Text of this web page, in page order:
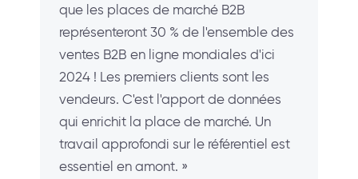
que les places de marché B2B
représenteront 30 % de l'ensemble des
ventes B2B en ligne mondiales d'ici
2024 ! Les premiers clients sont les
vendeurs. C'est l'apport de données
qui enrichit la place de marché. Un
travail approfondi sur le référentiel est
essentiel en amont. »